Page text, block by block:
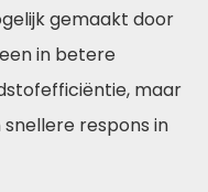
gemaakt door
in betere
maar
respons in